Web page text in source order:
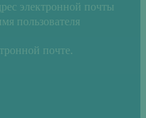
электронной почты
пользователя
почте.